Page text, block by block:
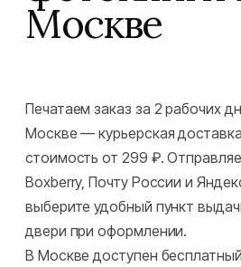
Москве
Печатаем заказ за 2 рабочих
Москве — курьерская
стоимость от 299 ₽.
Boxberry, Почту России и
выберите удобный пункт
двери при оформлении.
В Москве доступен